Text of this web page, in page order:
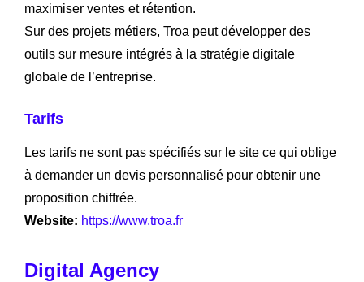
maximiser ventes et rétention.
Sur des projets métiers, Troa peut développer des
outils sur mesure intégrés à la stratégie digitale
globale de l’entreprise.
Tarifs
Les tarifs ne sont pas spécifiés sur le site ce qui oblige
à demander un devis personnalisé pour obtenir une
proposition chiffrée.
Website: https://www.troa.fr
Digital Agency